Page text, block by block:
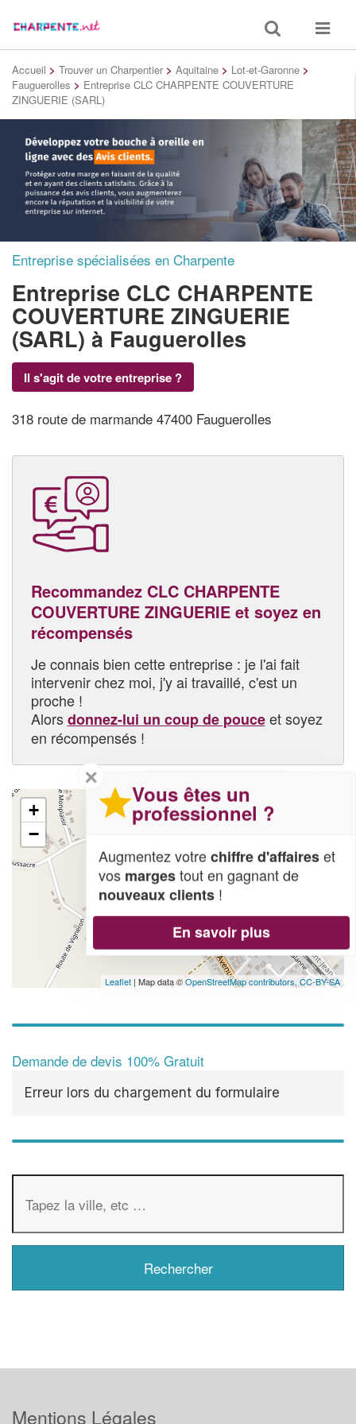
Toggle
search
Toggle
Accueil > Trouver un Charpentier > Aquitaine > Lot-et-Garonne >
Fauguerolles > Entreprise CLC CHARPENTE COUVERTURE
ZINGUERIE (SARL)
Entreprise spécialisées en Charpente
Entreprise CLC CHARPENTE
COUVERTURE ZINGUERIE
(SARL) à Fauguerolles
Il s'agit de votre entreprise ?
318 route de marmande 47400 Fauguerolles
Recommandez CLC CHARPENTE
COUVERTURE ZINGUERIE et soyez en
récompensés
Je connais bien cette entreprise : je l'ai fait
intervenir chez moi, j'y ai travaillé, c'est un
proche !
Alorsdonnez-lui un coup de pouceet soyez
en récompensés !
+
−
Leaflet | Map data ©OpenStreetMap contributors, CC-BY-SA
Demande de devis 100% Gratuit
Erreur lors du chargement du formulaire
✕
Vous êtes un
professionnel ?
Augmentez votrechiffre d'affaireset
vos margestout en gagnant de
nouveaux clients !
En savoir plus
Mentions Légales